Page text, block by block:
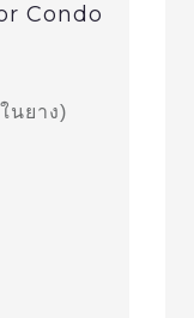
Condo
นยาง)